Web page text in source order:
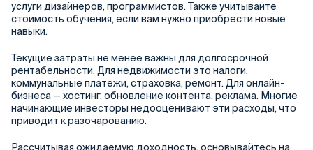
услуги дизайнеров, программистов. Также учитывайте
стоимость обучения, если вам нужно приобрести новые
навыки.
Текущие затраты не менее важны для долгосрочной
рентабельности. Для недвижимости это налоги,
коммунальные платежи, страховка, ремонт. Для онлайн-
бизнеса — хостинг, обновление контента, реклама. Многие
начинающие инвесторы недооценивают эти расходы, что
приводит к разочарованию.
Рассчитывая ожидаемую доходность, основывайтесь на